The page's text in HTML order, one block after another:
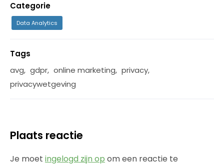
Categorie
Data Analytics
Tags
avg, gdpr, online marketing, privacy,
privacywetgeving
Plaats reactie
Je moet ingelogd zijn op om een reactie te